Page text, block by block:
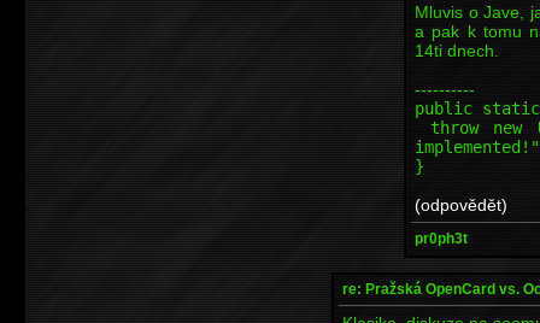
Mluvis o Jave,
a pak k tomu
14ti dnech.
----------
public
throw new
}
(odpovědět)
pr0ph3t
re: Pražská OpenCard vs.